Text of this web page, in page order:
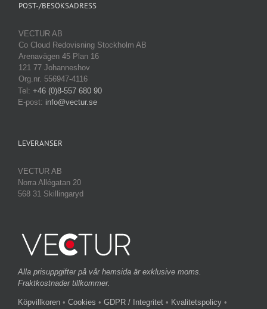
POST-/BESÖKSADRESS
VECTUR AB
Co Cloud Redovisning Stockholm AB
Arenavägen 45 Plan 16
121 77 Johanneshov
Org.nr. 556947-4116
Tel: +46 (0)8-557 680 90
E-post: info@vectur.se
LEVERANSER
VECTUR AB
Norra Allégatan 20
568 31 Skillingaryd
Alla prisuppgifter på vår hemsida är exklusive moms.
Fraktkostnader tillkommer.
Köpvillkoren • Cookies • GDPR / Integritet • Kvalitetspolicy •